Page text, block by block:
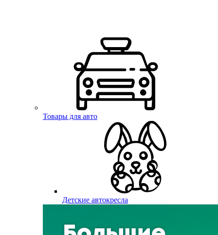
Товары для авто
Детские автокресла